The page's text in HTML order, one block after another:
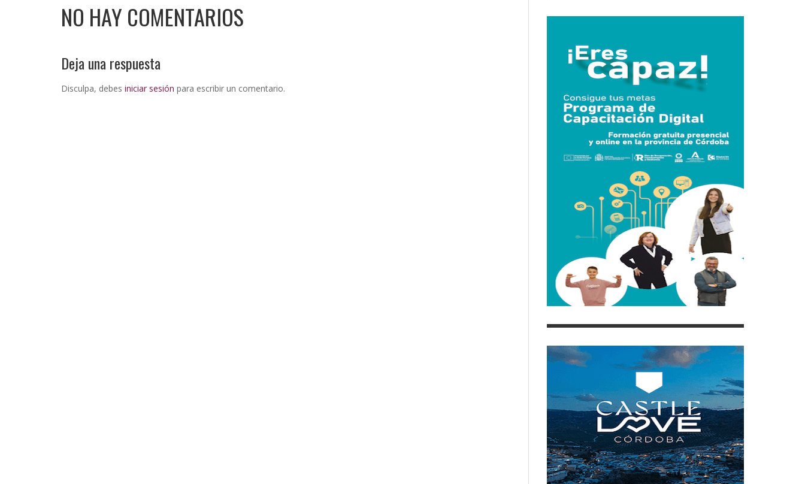
NO HAY COMENTARIOS
Deja una respuesta
Disculpa, debes iniciar sesión para escribir un comentario.